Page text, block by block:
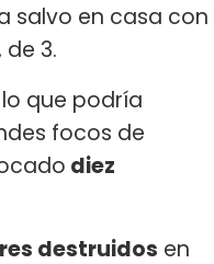
salvo en casa con
de 3.
que podría
focos de
diez
destruidos en